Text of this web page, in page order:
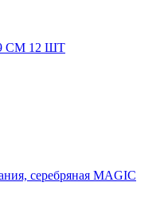
СМ 12 ШТ
серебряная MAGIC